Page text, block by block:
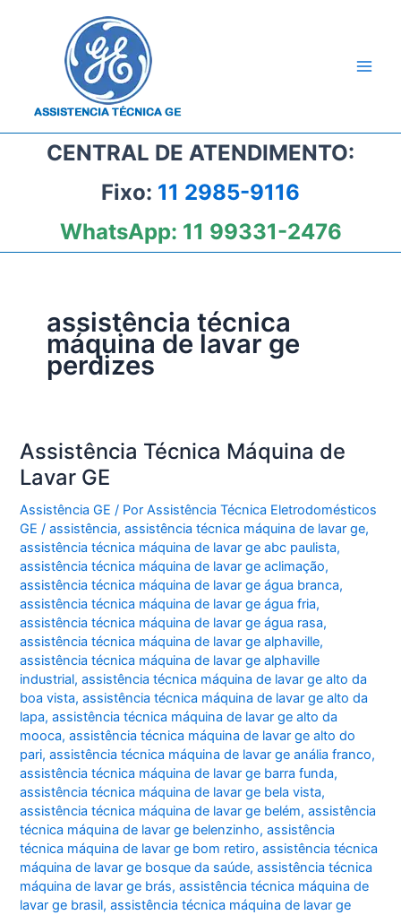
CENTRAL DE ATENDIMENTO:
Fixo: 11 2985-9116
WhatsApp: 11 99331-2476
assistência técnica
máquina de lavar ge
perdizes
Assistência Técnica Máquina de
Lavar GE
Assistência GE / PorAssistência Técnica Eletrodomésticos
GE/assistência,assistência técnica máquina de lavar ge,
assistência técnica máquina de lavar ge abc paulista,
assistência técnica máquina de lavar ge aclimação,
assistência técnica máquina de lavar ge água branca,
assistência técnica máquina de lavar ge água fria,
assistência técnica máquina de lavar ge água rasa,
assistência técnica máquina de lavar ge alphaville,
assistência técnica máquina de lavar ge alphaville
industrial,assistência técnica máquina de lavar ge alto da
boa vista,assistência técnica máquina de lavar ge alto da
lapa,assistência técnica máquina de lavar ge alto da
mooca,assistência técnica máquina de lavar ge alto do
pari,assistência técnica máquina de lavar ge anália franco,
assistência técnica máquina de lavar ge barra funda,
assistência técnica máquina de lavar ge bela vista,
assistência técnica máquina de lavar ge belém,assistência
técnica máquina de lavar ge belenzinho,assistência
técnica máquina de lavar ge bom retiro,assistência técnica
máquina de lavar ge bosque da saúde,assistência técnica
máquina de lavar ge brás,assistência técnica máquina de
lavar ge brasil,assistência técnica máquina de lavar ge